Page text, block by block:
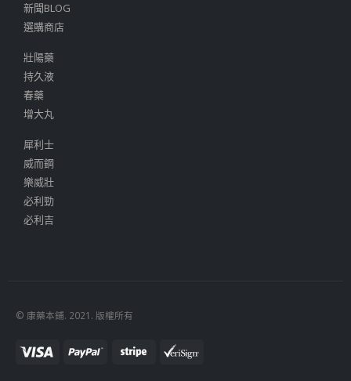
新聞BLOG
選購商店
壯陽藥
持久液
春藥
增大丸
犀利士
威而鋼
樂威壯
必利勁
必利吉
© 康藥本鋪. 2021. 版權所有